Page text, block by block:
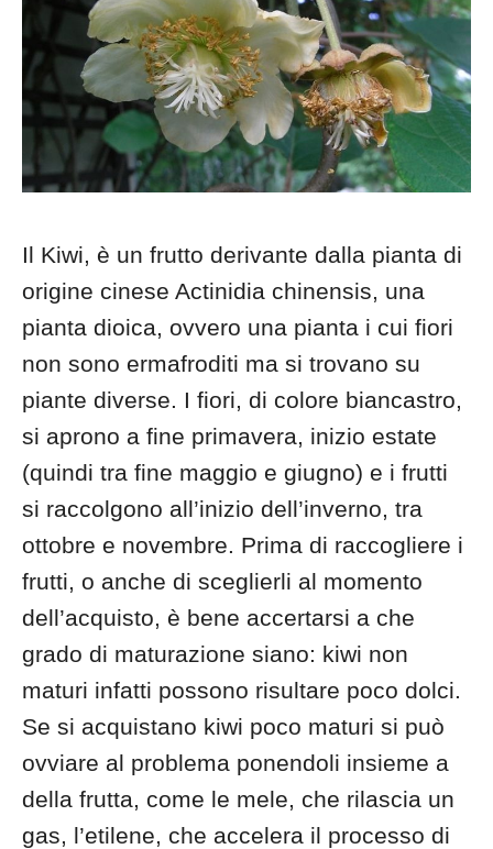
Il Kiwi, è un frutto derivante dalla pianta di
origine cinese Actinidia chinensis, una
pianta dioica, ovvero una pianta i cui fiori
non sono ermafroditi ma si trovano su
piante diverse. I fiori, di colore biancastro,
si aprono a fine primavera, inizio estate
(quindi tra fine maggio e giugno) e i frutti
si raccolgono all’inizio dell’inverno, tra
ottobre e novembre. Prima di raccogliere i
frutti, o anche di sceglierli al momento
dell’acquisto, è bene accertarsi a che
grado di maturazione siano: kiwi non
maturi infatti possono risultare poco dolci.
Se si acquistano kiwi poco maturi si può
ovviare al problema ponendoli insieme a
della frutta, come le mele, che rilascia un
gas, l’etilene, che accelera il processo di